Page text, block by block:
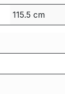
115.5 cm